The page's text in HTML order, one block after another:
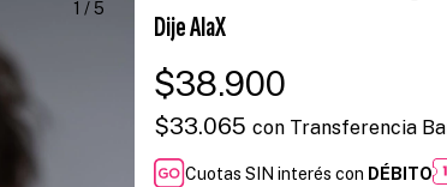
1 /5
Dije AlaX
$38.900
$33.065 con Transferencia
Cuotas SIN interés con DÉBITO